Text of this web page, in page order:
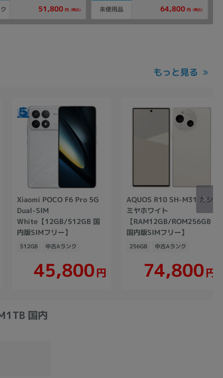
51,800 円 (税込) 未使用品 64,800 円 (税込)
もっと見る
Xiaomi POCO F6 Pro 5G
Dual-SIM
White【12GB/512GB 国
内版SIMフリー】
512GB 中古Aランク
45,800円
AQUOS R10 SH-M31 カシ
ミヤホワイト
【RAM12GB/ROM256GB
国内版SIMフリー】
256GB 中古Aランク
74,800円
国内